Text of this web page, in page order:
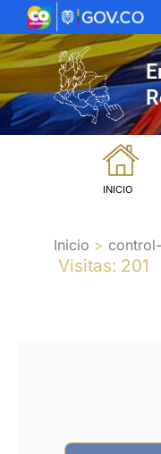
al
contenido
INICIO
Inicio
Visitas: 201